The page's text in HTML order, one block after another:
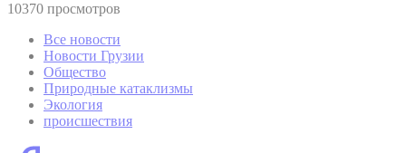
10370 просмотров
Все новости
Новости Грузии
Общество
Природные катаклизмы
Экология
происшествия